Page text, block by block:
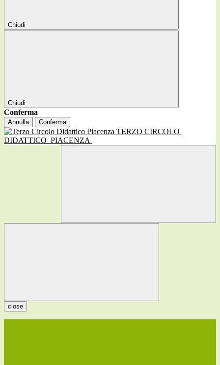
Chiudi
Chiudi
Conferma
Annulla Conferma
TERZO CIRCOLO
DIDATTICO PIACENZA
close